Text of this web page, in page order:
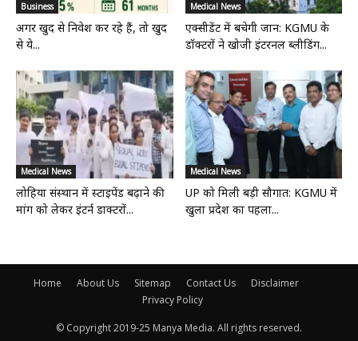
Business
अगर खुद से निवेश कर रहे हैं, तो खुद
से ये...
Medical News
एक्सीडेंट में बचेगी जान: KGMU के
डॉक्टरों ने खोजी इंटरनल ब्लीडिंग...
Medical News
लोहिया संस्थान में स्टाइपेंड बढ़ाने की
मांग को लेकर इंटर्न डाक्टरों...
Medical News
UP को मिली बड़ी सौगात: KGMU में
खुला प्रदेश का पहला...
Home About Us Sitemap Contact Us
Disclaimer
Privacy Policy
© Copyright 2019-25 Manya Media. All rights reserved.